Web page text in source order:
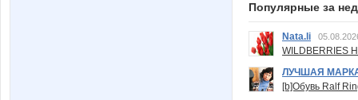
Популярные за
Nata.li
ЛУЧШАЯ
[b]Обувь Ralf